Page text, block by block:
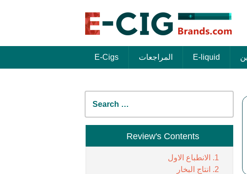
E-Cigs المراجعات E-liquid
Search
for:
Review's Contents
الانطباع الاول
انتاج البخار